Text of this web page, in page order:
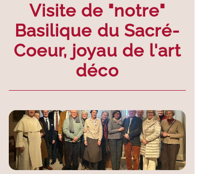
Visite de "notre"
Basilique du Sacré-
Coeur, joyau de l'art
déco